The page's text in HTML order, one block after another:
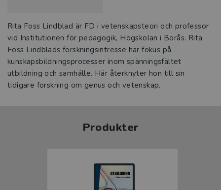
Rita Foss Lindblad är FD i vetenskapsteori och professor
vid Institutionen för pedagogik, Högskolan i Borås. Rita
Foss Lindblads forskningsintresse har fokus på
kunskapsbildningsprocesser inom spänningsfältet
utbildning och samhälle. Här återknyter hon till sin
tidigare forskning om genus och vetenskap.
Produkter